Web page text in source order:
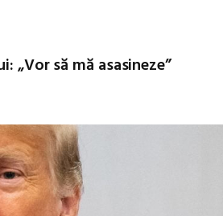
„Vor să mă asasineze”